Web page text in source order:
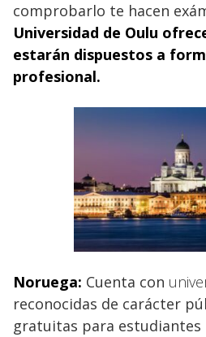
comprobarlo te hacen
Universidad de Oulu
estarán dispuestos a
profesional.
Noruega: Cuenta con
reconocidas de carácter
gratuitas para estudiantes